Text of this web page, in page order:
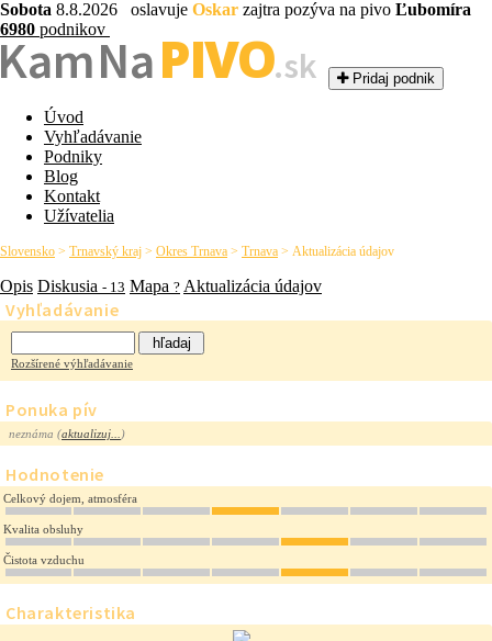
Sobota 8.8.2026 oslavuje Oskar zajtra pozýva na pivo Ľubomíra
6980 podnikovNaPIVO.sk Pridaj podnik
Úvod
Vyhľadávanie
Podniky
Blog
Kontakt
Užívatelia
Slovensko > Trnavský kraj > Okres Trnava > Trnava > Aktualizácia údajov
Opis Diskusia - 13 Mapa ? Aktualizácia údajov
Vyhľadávanie
Rozšírené výhľadávanie
Ponuka pív
neznáma (aktualizuj... )
Hodnotenie
Celkový dojem, atmosféra
Kvalita obsluhy
Čistota vzduchu
Charakteristika